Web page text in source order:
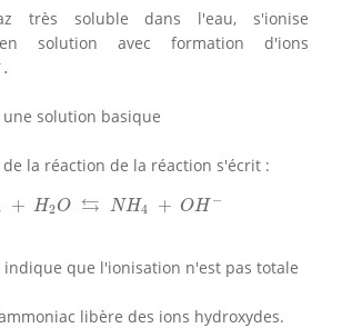
très soluble dans l'eau, s'ionise
solution avec formation d'ions
.
.
solution basique
la réaction de la réaction s'écrit :
+ H2O ⇆ NH4 + OH −
3 H 2O ⇆ NH4 O H−
indique que l'ionisation n'est pas totale
libère des ions hydroxydes.